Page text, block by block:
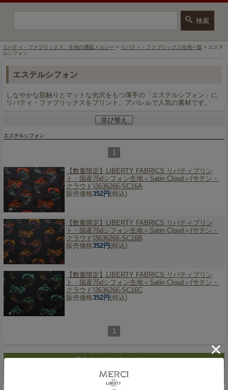
リバティ・ファブリックス、生地の通販メルシー > リバティ・ファブリックス生地一覧 > エステ
ルシフォン
エステルシフォン
しなやかな肌触りとマットな光沢をもつ薄手の「エステルシフォン」に
リバティ・ファブリックスをプリント。アパレルで人気の素材です。
並び替え
エステルシフォン
1
【数量限定】
LIBERTY FABRICS リバティプリン
ト・国産75dシフォン生地＜Satin Cloud＞(サテン・
クラウド)3636266-SC16A
販売価格352円 (税込)
【数量限定】
LIBERTY FABRICS リバティプリン
ト・国産75dシフォン生地＜Satin Cloud＞(サテン・
クラウド)3636266-SC16B
販売価格352円 (税込)
【数量限定】
LIBERTY FABRICS リバティプリン
ト・国産75dシフォン生地＜Satin Cloud＞(サテン・
クラウド)3636266-SC16C
販売価格352円 (税込)
1